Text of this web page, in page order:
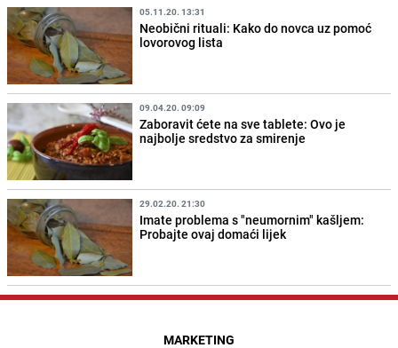
05.11.20. 13:31
Neobični rituali: Kako do novca uz pomoć
lovorovog lista
09.04.20. 09:09
Zaboravit ćete na sve tablete: Ovo je
najbolje sredstvo za smirenje
29.02.20. 21:30
Imate problema s "neumornim" kašljem:
Probajte ovaj domaći lijek
MARKETING